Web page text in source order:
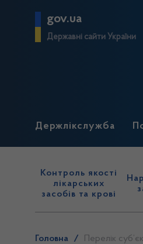
gov.ua
Державні сайти України
Держлікслужба
Контроль якості
лікарських
засобів та крові
Головна /
Перелік